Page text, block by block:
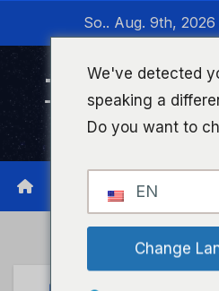
wechseln
So.. Aug. 9th, 2026
Timeline
Infonetzwerk für
We've detected
speaking a
Do you want to
EN
Change